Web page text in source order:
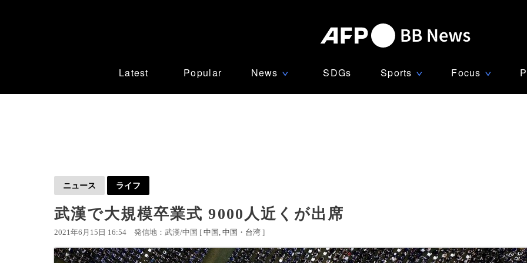
Latest Popular News ∨ SDGs Sports ∨ Focus ∨
ニュース ライフ
武漢で大規模卒業式 9000人近くが出席
2021年6月15日 16:54 発信地：武漢/中国 [ 中国 中国・台湾 ]